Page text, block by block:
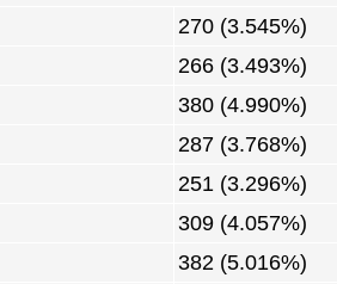
270 (3.545%)
266 (3.493%)
380 (4.990%)
287 (3.768%)
251 (3.296%)
309 (4.057%)
382 (5.016%)